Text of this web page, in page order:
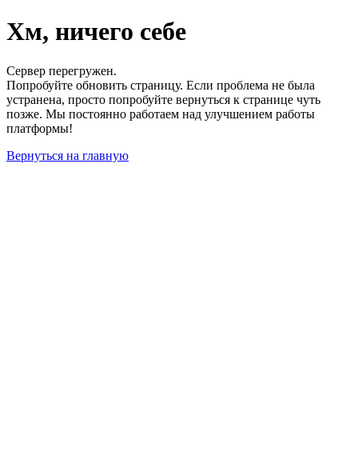
Хм, ничего себе
Сервер перегружен.
Попробуйте обновить страницу. Если проблема не была
устранена, просто попробуйте вернуться к странице чуть
позже. Мы постоянно работаем над улучшением работы
платформы!
Вернуться на главную